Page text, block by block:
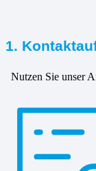
1.
Nutzen Sie unser